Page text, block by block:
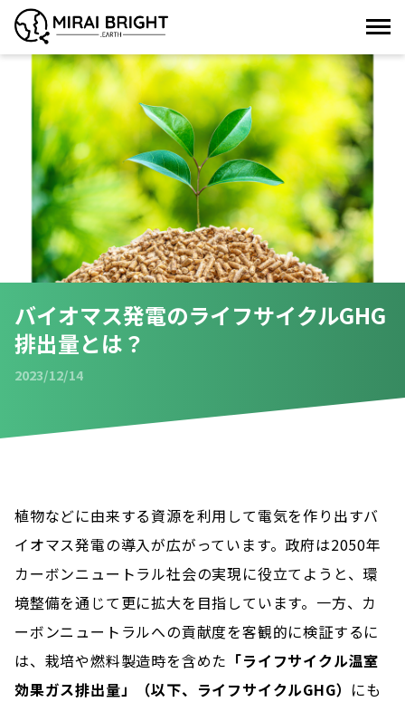
バイオマス発電のライフサイクルGHG
排出量とは？
2023/12/14
植物などに由来する資源を利用して電気を作り出すバ
イオマス発電の導入が広がっています。政府は2050年
カーボンニュートラル社会の実現に役立てようと、環
境整備を通じて更に拡大を目指しています。一方、カ
ーボンニュートラルへの貢献度を客観的に検証するに
は、栽培や燃料製造時を含めた 「ライフサイクル温室
効果ガス排出量」（以下、ライフサイクルGHG） にも